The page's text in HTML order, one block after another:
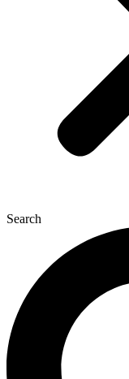
Search